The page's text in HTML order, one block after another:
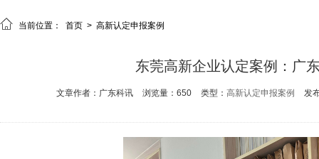
 当前位置： 首页 > 高新认定申报案例
东莞高新企业认定案例：广
文章作者：广东科讯 浏览量：650 类型： 高新认定申报案例 发